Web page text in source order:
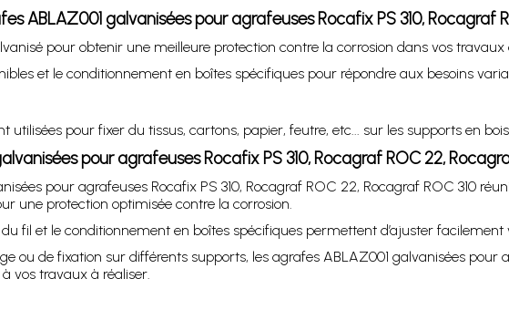
ABLAZ001 galvanisées pour agrafeuses Rocafix PS 310, Rocagraf
pour obtenir une meilleure protection contre la corrosion dans vos travaux
et le conditionnement en boîtes spécifiques pour répondre aux besoins
utilisées pour fixer du tissus, cartons, papier, feutre, etc... sur les supports en
pour agrafeuses Rocafix PS 310, Rocagraf ROC 22,
pour agrafeuses Rocafix PS 310, Rocagraf ROC 22, Rocagraf ROC 310
une protection optimisée contre la corrosion.
fil et le conditionnement en boîtes spécifiques permettent d’ajuster
ou de fixation sur différents supports, les agrafes ABLAZ001 galvanisées pour
vos travaux à réaliser.